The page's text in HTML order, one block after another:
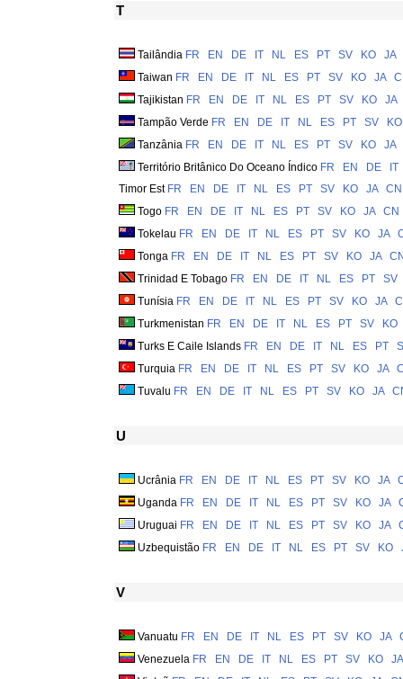
T
Tailândia FR EN DE IT NL ES PT SV KO
JA
Taiwan FR EN DE IT NL ES PT SV KO JA
Tajikistan FR EN DE IT NL ES PT SV KO
JA
Tampão Verde FR EN DE IT NL ES PT SV
KO
Tanzânia FR EN DE IT NL ES PT SV KO
JA
Território Britânico Do Oceano Índico FR EN DE
IT
Timor Est FR EN DE IT NL ES PT SV KO JA
CN
Togo FR EN DE IT NL ES PT SV KO JA
CN
Tokelau FR EN DE IT NL ES PT SV KO JA
Tonga FR EN DE IT NL ES PT SV KO JA
Trinidad E Tobago FR EN DE IT NL ES PT
SV
Tunísia FR EN DE IT NL ES PT SV KO JA
Turkmenistan FR EN DE IT NL ES PT SV
KO
Turks E Caile Islands FR EN DE IT NL ES PT
Turquia FR EN DE IT NL ES PT SV KO JA
Tuvalu FR EN DE IT NL ES PT SV KO JA
U
Ucrânia FR EN DE IT NL ES PT SV KO JA
Uganda FR EN DE IT NL ES PT SV KO JA
Uruguai FR EN DE IT NL ES PT SV KO JA
Uzbequistão FR EN DE IT NL ES PT SV KO
V
Vanuatu FR EN DE IT NL ES PT SV KO JA
Venezuela FR EN DE IT NL ES PT SV KO
JA